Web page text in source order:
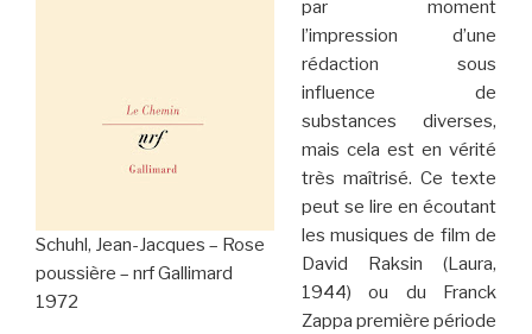
Schuhl, Jean-Jacques – Rose
poussière – nrf Gallimard
1972
par moment
l’impression d’une
rédaction sous
influence de
substances diverses,
mais cela est en vérité
très maîtrisé. Ce texte
peut se lire en écoutant
les musiques de film de
David Raksin (Laura,
1944) ou du Franck
Zappa première période